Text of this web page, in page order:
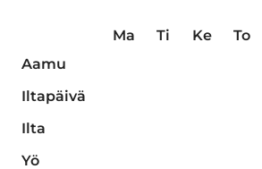
Ma Ti Ke To
Aamu
Iltapäivä
Ilta
Yö